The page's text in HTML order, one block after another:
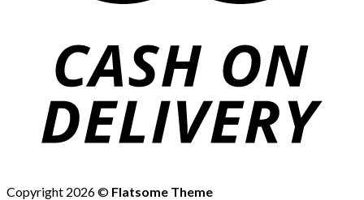
Copyright 2026 © Flatsome Theme